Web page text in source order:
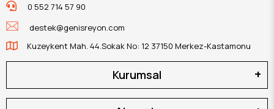
0 552 714 57 90
destek@genisreyon.com
Kuzeykent Mah. 44.Sokak No: 12 37150 Merkez-Kastamonu
Kurumsal